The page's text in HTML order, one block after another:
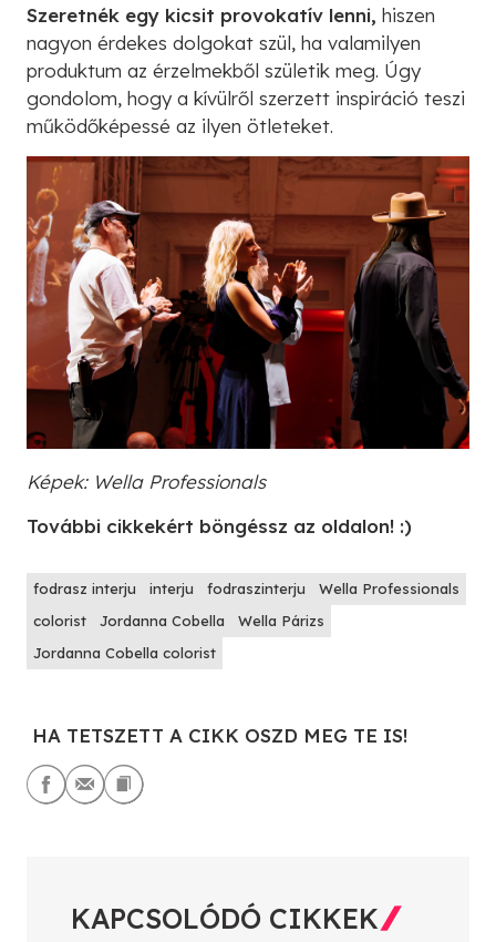
Szeretnék egy kicsit provokatív lenni, hiszen
nagyon érdekes dolgokat szül, ha valamilyen
produktum az érzelmekből születik meg. Úgy
gondolom, hogy a kívülről szerzett inspiráció teszi
működőképessé az ilyen ötleteket.
Képek: Wella Professionals
További cikkekért böngéssz az oldalon! :)
fodrasz interju interju fodraszinterju
Wella Professionals
colorist
Jordanna Cobella
Wella Párizs
Jordanna Cobella colorist
HA TETSZETT A CIKK OSZD MEG TE IS!
KAPCSOLÓDÓ CIKKEK